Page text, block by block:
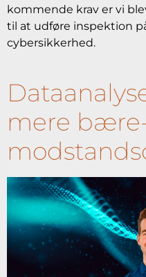
kommende krav er vi
til at udføre inspektion
cybersikkerhed.
mere